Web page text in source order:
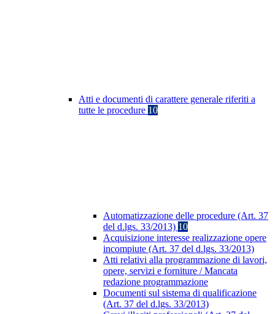
Atti e documenti di carattere generale riferiti a
tutte le procedure 10
Automatizzazione delle procedure (Art. 37
del d.lgs. 33/2013) 10
Acquisizione interesse realizzazione opere
incompiute (Art. 37 del d.lgs. 33/2013)
Atti relativi alla programmazione di lavori,
opere, servizi e forniture / Mancata
redazione programmazione
Documenti sul sistema di qualificazione
(Art. 37 del d.lgs. 33/2013)